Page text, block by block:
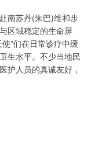
南苏丹(朱巴)维和步
区域稳定的生命屏
”们在日常诊疗中缓
生水平。不少当地民
护人员的真诚友好，